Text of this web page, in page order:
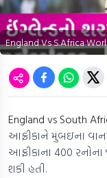
England Vs S.Africa
England vs South
આફ્રીકાને મુંબઇના
આફ્રીકાના 400
શકી હતી.